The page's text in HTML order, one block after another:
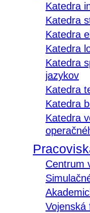
Katedra
Katedra
Katedra
Katedra
Katedra
jazykov
Katedra
Katedra
Katedra
Centrum
Vojenská